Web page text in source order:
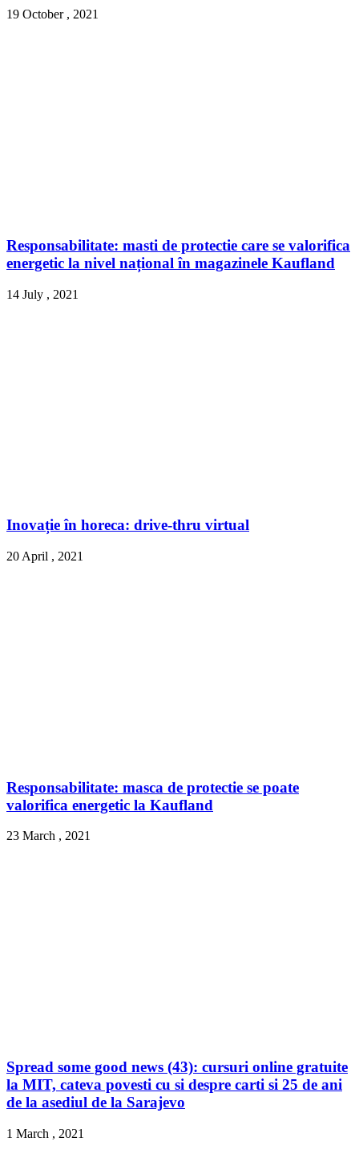
19 October , 2021
Responsabilitate: masti de protectie care se valorifica
energetic la nivel național în magazinele Kaufland
14 July , 2021
Inovație în horeca: drive-thru virtual
20 April , 2021
Responsabilitate: masca de protectie se poate
valorifica energetic la Kaufland
23 March , 2021
Spread some good news (43): cursuri online gratuite
la MIT, cateva povesti cu si despre carti si 25 de ani
de la asediul de la Sarajevo
1 March , 2021